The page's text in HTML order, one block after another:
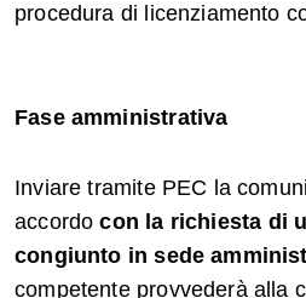
procedura di licenziamento
Fase amministrativa
Inviare tramite PEC la
accordocon la richiesta di
congiunto in sede
competente provvederà alla